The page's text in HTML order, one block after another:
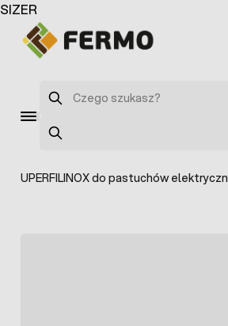
Przejdź do treści
Szukaj
Szukaj
SUPERFILINOX do pastuchów
SIZER